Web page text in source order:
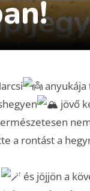
jövő
a rontást a
és jöjjön a